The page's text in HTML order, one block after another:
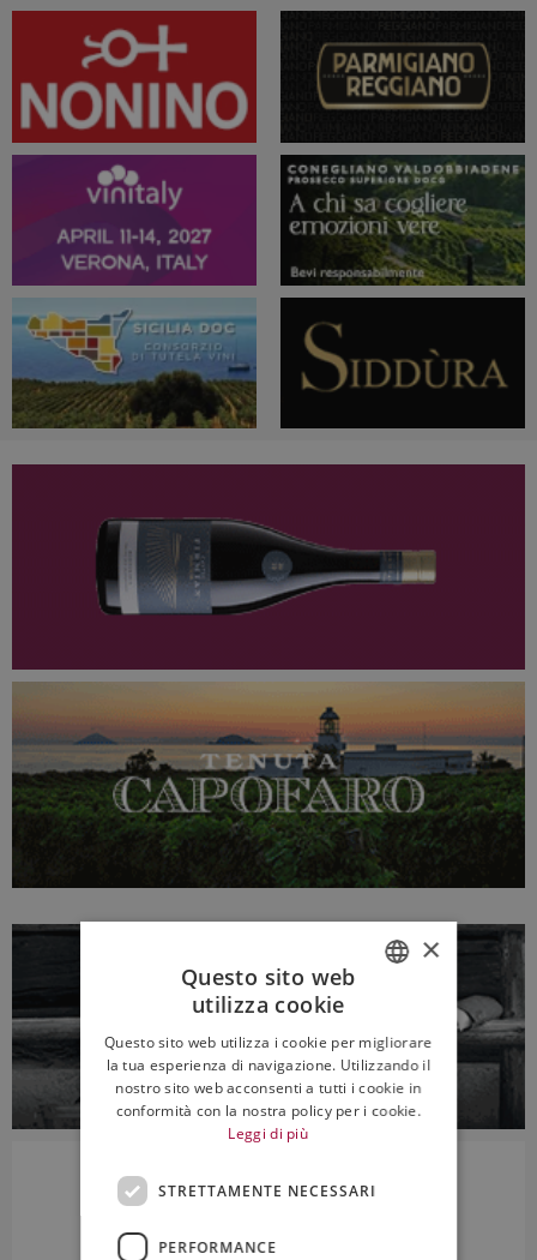
ENGLISH
×
Questo sito web
utilizza cookie
Questo sito web utilizza i cookie per migliorare
la tua esperienza di navigazione. Utilizzando il
nostro sito web acconsenti a tutti i cookie in
conformità con la nostra policy per i cookie.
Leggi di più
STRETTAMENTE NECESSARI
PERFORMANCE